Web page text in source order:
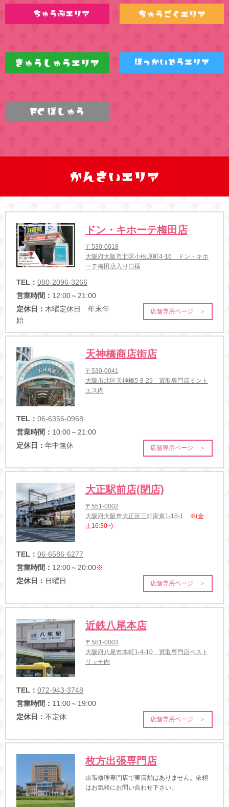
ドン・キホーテ梅田店
〒530-0018
大阪府大阪市北区小松原町4-16 ドン・キホ
ーテ梅田店入り口横
TEL： 080-2096-3266
営業時間： 12:00～21:00
定休日： 木曜定休日 年末年
始
店舗専用ページ ＞
天神橋商店街店
〒530-0041
大阪市北区天神橋5-8-29 買取専門店ミント
エス内
TEL： 06-6356-0968
営業時間： 10:00～21:00
定休日： 年中無休 店舗専用ページ ＞
大正駅前店(閉店)
〒551-0002
大阪府大阪市大正区三軒家東1-18-1
※(金･
土16:30~)
TEL： 06-6586-6277
営業時間： 12:00～20:00※
定休日： 日曜日 店舗専用ページ ＞
近鉄八尾本店
〒581-0003
大阪府八尾市本町1-4-10 買取専門店ベスト
リッチ内
TEL： 072-943-3748
営業時間： 11:00～19:00
定休日： 不定休 店舗専用ページ ＞
枚方出張専門店
出張修理専門店で実店舗はありません。依頼
はお気軽にお問い合わせ下さい。